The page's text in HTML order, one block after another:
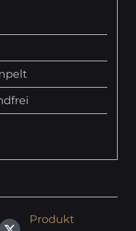
Produkt